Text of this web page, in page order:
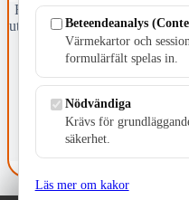
Fristående
ut tidningen Skillingaryd.nu
april 2026 omfattar
Värnamo och
E-post:
Postadress:
Beteendeanalys
Värmekartor och
formulärfält spelas in.
Nödvändiga
Krävs för
säkerhet.
Läs mer om kakor